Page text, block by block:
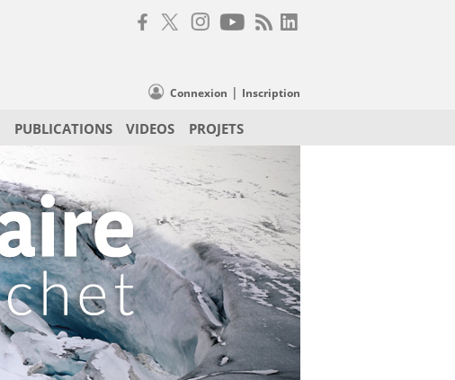
Connexion | Inscription
PUBLICATIONS VIDEOS PROJETS